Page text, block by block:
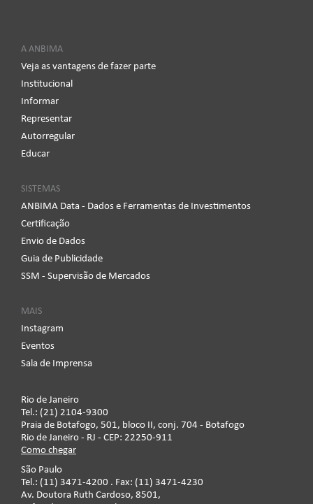
A ANBIMA
Veja as vantagens de fazer parte
Institucional
Informar
Representar
Autorregular
Educar
SISTEMAS
ANBIMA Data - Dados e Ferramentas de Investimentos
Certificação
Envio de Dados
Guia de Publicidade
SSM - Supervisão de Mercados
MAIS
Instagram
Eventos
Sala de Imprensa
Rio de Janeiro
Tel.: (21) 2104-9300
Praia de Botafogo, 501, bloco II, conj. 704 - Botafogo
Rio de Janeiro - RJ - CEP: 22250-911
Como chegar
São Paulo
Tel.: (11) 3471-4200 . Fax: (11) 3471-4230
Av. Doutora Ruth Cardoso, 8501,